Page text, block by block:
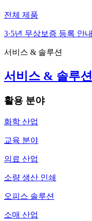
전체 제품
3·5년 무상보증 등록 안내
서비스 & 솔루션
서비스 & 솔루션
활용 분야
화학 산업
교육 분야
의료 산업
소량 생산 인쇄
오피스 솔루션
소매 산업